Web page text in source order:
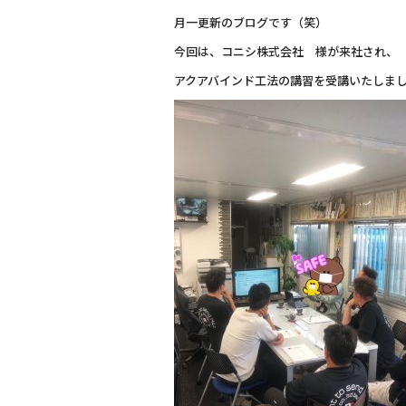
月一更新のブログです（笑）
今回は、コニシ株式会社 様が来社され、
アクアバインド工法の講習を受講いたしま